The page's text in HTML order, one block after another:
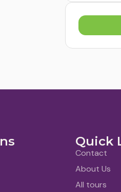
Quick
Contact
About Us
All tours